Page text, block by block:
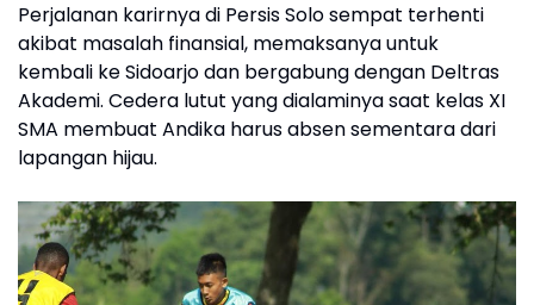
Perjalanan karirnya di Persis Solo sempat terhenti
akibat masalah finansial, memaksanya untuk
kembali ke Sidoarjo dan bergabung dengan Deltras
Akademi. Cedera lutut yang dialaminya saat kelas XI
SMA membuat Andika harus absen sementara dari
lapangan hijau.